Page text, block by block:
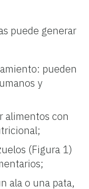
puede generar
pueden
y
alimentos con
(Figura 1)
ala o una pata,